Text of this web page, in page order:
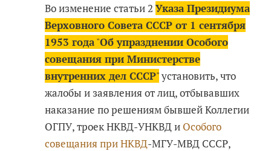
Во изменение статьи 2Указа Президиума
Верховного Совета СССР от 1 сентября
1953 года"Об упразднении Особого
совещания при Министерстве
внутренних дел СССР"установить, что
жалобы и заявления от лиц, отбывавших
наказание по решениям бывшей Коллегии
ОГПУ, троек НКВД-УНКВД и Особого
совещания при НКВД-МГУ-МВД СССР,